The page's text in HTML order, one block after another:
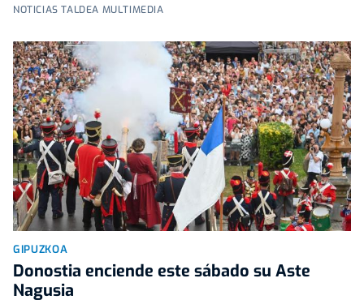
NOTICIAS TALDEA MULTIMEDIA
GIPUZKOA
Donostia enciende este sábado su Aste
Nagusia